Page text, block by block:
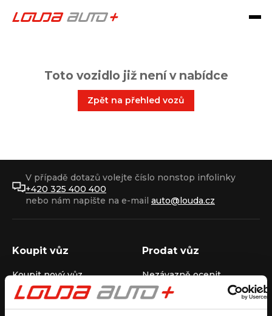
Toto vozidlo již není v nabídce
Zpět na přehled vozů
V případě dotazů volejte číslo nonstop infolinky
+420 325 400 400
nebo nám napište na e-mail auto@louda.cz
Koupit vůz
Koupit nový vůz
Koupit ojetý vůz
Koupit užitkový vůz
Prodat vůz
Nezávazně ocenit
Průběh výkupu vozu